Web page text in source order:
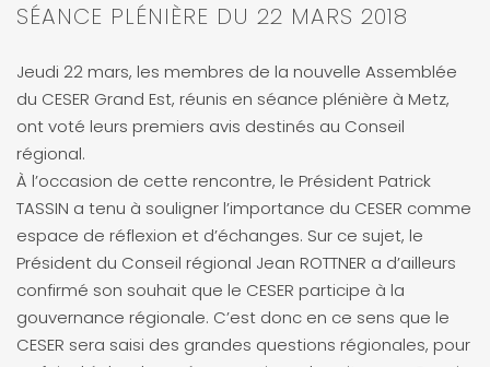
SÉANCE PLÉNIÈRE DU 22 MARS 2018
Jeudi 22 mars, les membres de la nouvelle Assemblée
du CESER Grand Est, réunis en séance plénière à Metz,
ont voté leurs premiers avis destinés au Conseil
régional.
À l’occasion de cette rencontre, le Président Patrick
TASSIN a tenu à souligner l’importance du CESER comme
espace de réflexion et d’échanges. Sur ce sujet, le
Président du Conseil régional Jean ROTTNER a d’ailleurs
confirmé son souhait que le CESER participe à la
gouvernance régionale. C’est donc en ce sens que le
CESER sera saisi des grandes questions régionales, pour